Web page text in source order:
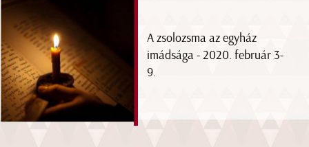
A zsolozsma az egyház
imádsága - 2020. február 3-
9.